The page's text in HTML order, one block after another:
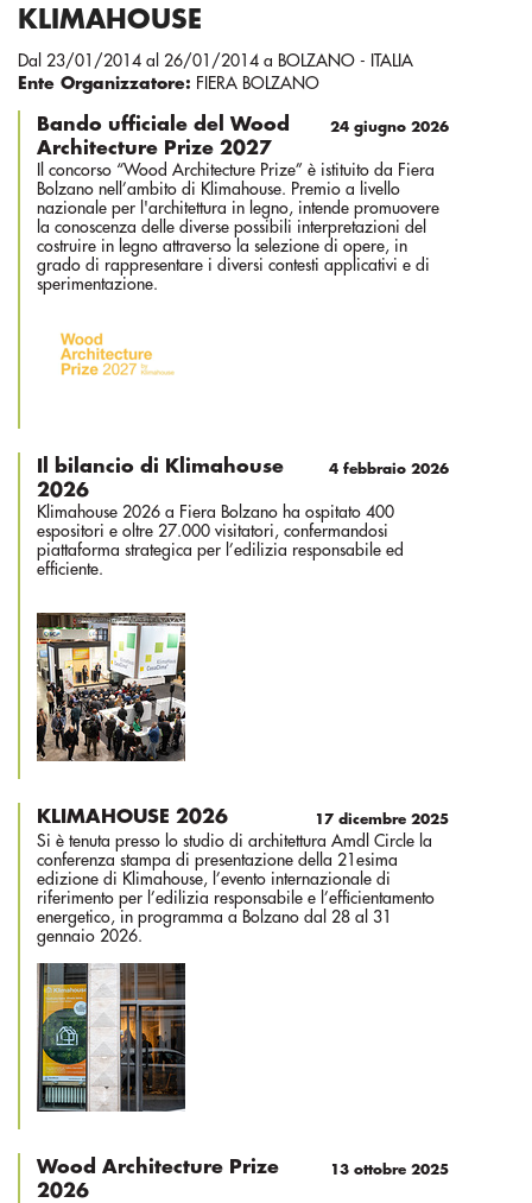
KLIMAHOUSE
Dal 23/01/2014 al 26/01/2014 a BOLZANO - ITALIA
Ente Organizzatore: FIERA BOLZANO
24 giugno 2026
Bando ufficiale del Wood
Architecture Prize 2027
Il concorso “Wood Architecture Prize” è istituito da Fiera
Bolzano nell’ambito di Klimahouse. Premio a livello
nazionale per l'architettura in legno, intende promuovere
la conoscenza delle diverse possibili interpretazioni del
costruire in legno attraverso la selezione di opere, in
grado di rappresentare i diversi contesti applicativi e di
sperimentazione.
4 febbraio 2026
Il bilancio di Klimahouse
2026
Klimahouse 2026 a Fiera Bolzano ha ospitato 400
espositori e oltre 27.000 visitatori, confermandosi
piattaforma strategica per l’edilizia responsabile ed
efficiente.
17 dicembre 2025
KLIMAHOUSE 2026
Si è tenuta presso lo studio di architettura Amdl Circle la
conferenza stampa di presentazione della 21esima
edizione di Klimahouse, l’evento internazionale di
riferimento per l’edilizia responsabile e l’efficientamento
energetico, in programma a Bolzano dal 28 al 31
gennaio 2026.
13 ottobre 2025
Wood Architecture Prize
2026